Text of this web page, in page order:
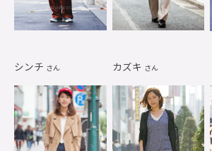
シンチ さん カズキ さん